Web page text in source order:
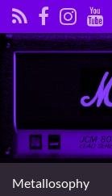
Metallosophy